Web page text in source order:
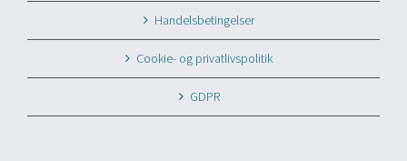
Handelsbetingelser
Cookie- og privatlivspolitik
GDPR